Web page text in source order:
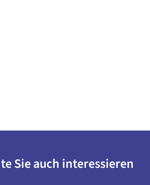
Sie auch interessieren